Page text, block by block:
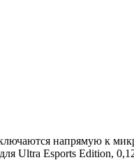
напрямую к
Ultra Esports Edition,